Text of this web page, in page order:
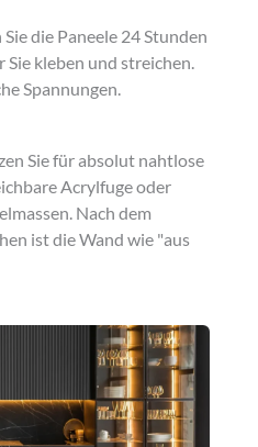
Sie die Paneele 24 Stunden
kleben und streichen.
Spannungen.
Sie für absolut nahtlose
Acrylfuge oder
Nach dem
ist die Wand wie "aus